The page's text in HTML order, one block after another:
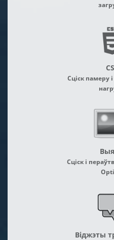
Сціск памеру
Сціск і
Віджэты